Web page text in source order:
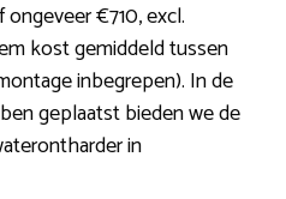
€710, excl.
kost gemiddeld tussen
inbegrepen). In de
geplaatst bieden we de
in